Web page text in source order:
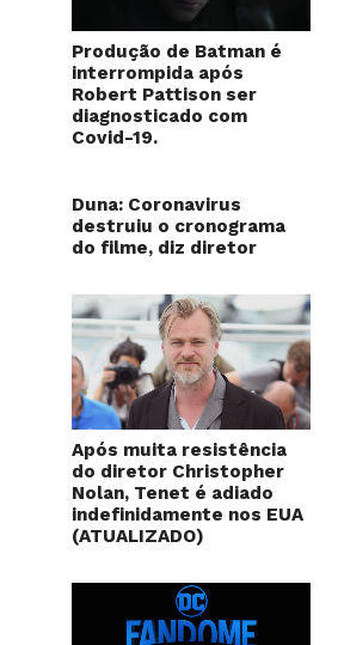
Produção de Batman é
interrompida após
Robert Pattison ser
diagnosticado com
Covid-19.
Duna: Coronavirus
destruiu o cronograma
do filme, diz diretor
Após muita resistência
do diretor Christopher
Nolan, Tenet é adiado
indefinidamente nos EUA
(ATUALIZADO)